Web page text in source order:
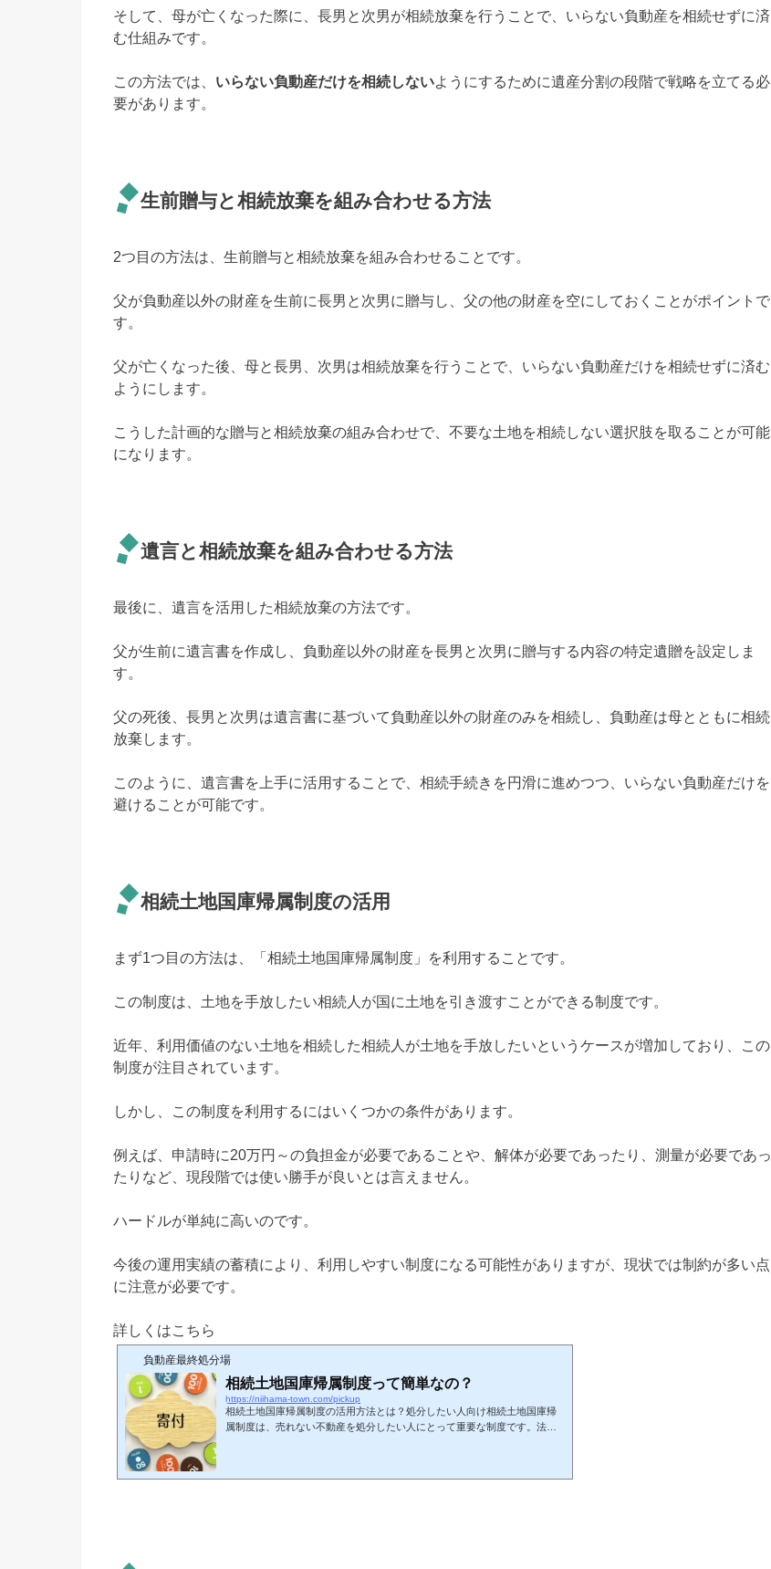
そして、母が亡くなった際に、長男と次男が相続放棄を行うことで、いらない負動産を相続せずに済
む仕組みです。
この方法では、 いらない負動産だけを相続しないようにするために遺産分割の段階で戦略を立てる必
要があります。
生前贈与と相続放棄を組み合わせる方法
2つ目の方法は、生前贈与と相続放棄を組み合わせることです。
父が負動産以外の財産を生前に長男と次男に贈与し、父の他の財産を空にしておくことがポイントで
す。
父が亡くなった後、母と長男、次男は相続放棄を行うことで、いらない負動産だけを相続せずに済む
ようにします。
こうした計画的な贈与と相続放棄の組み合わせで、不要な土地を相続しない選択肢を取ることが可能
になります。
遺言と相続放棄を組み合わせる方法
最後に、遺言を活用した相続放棄の方法です。
父が生前に遺言書を作成し、負動産以外の財産を長男と次男に贈与する内容の特定遺贈を設定しま
す。
父の死後、長男と次男は遺言書に基づいて負動産以外の財産のみを相続し、負動産は母とともに相続
放棄します。
このように、遺言書を上手に活用することで、相続手続きを円滑に進めつつ、いらない負動産だけを
避けることが可能です。
相続土地国庫帰属制度の活用
まず1つ目の方法は、「相続土地国庫帰属制度」を利用することです。
この制度は、土地を手放したい相続人が国に土地を引き渡すことができる制度です。
近年、利用価値のない土地を相続した相続人が土地を手放したいというケースが増加しており、この
制度が注目されています。
しかし、この制度を利用するにはいくつかの条件があります。
例えば、申請時に20万円～の負担金が必要であることや、解体が必要であったり、測量が必要であっ
たりなど、現段階では使い勝手が良いとは言えません。
ハードルが単純に高いのです。
今後の運用実績の蓄積により、利用しやすい制度になる可能性がありますが、現状では制約が多い点
に注意が必要です。
詳しくはこちら
負動産最終処分場
相続土地国庫帰属制度って簡単なの？
https://niihama-town.com/pickup
相続土地国庫帰属制度の活用方法とは？処分したい人向け相続土地国庫帰
属制度は、売れない不動産を処分したい人にとって重要な制度です。法務